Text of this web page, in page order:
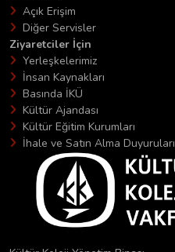
Açık Erişim
Diğer Servisler
Ziyaretciler İçin
Yerleşkelerimiz
İnsan Kaynakları
Basında İKÜ
Kültür Ajandası
Kültür Eğitim Kurumları
İhale ve Satın Alma Duyuruları